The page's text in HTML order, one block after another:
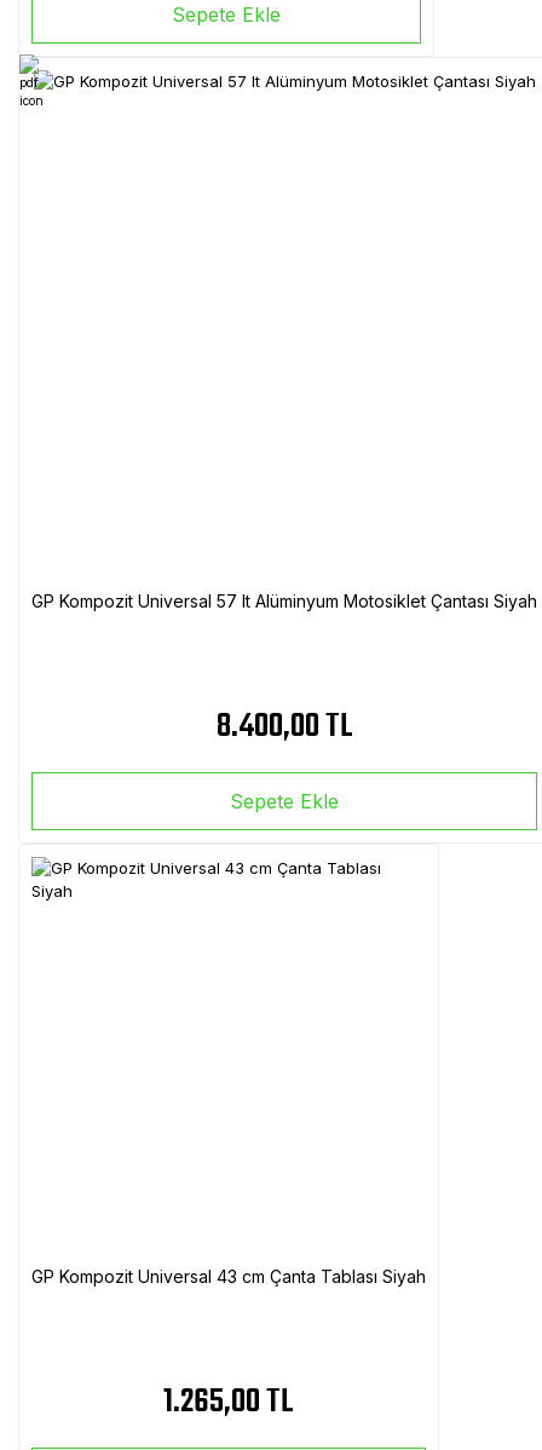
Sepete Ekle
GP Kompozit Universal 57 lt Alüminyum Motosiklet Çantası Siyah
8.400,00 TL
Sepete Ekle
GP Kompozit Universal 43 cm Çanta Tablası Siyah
1.265,00 TL